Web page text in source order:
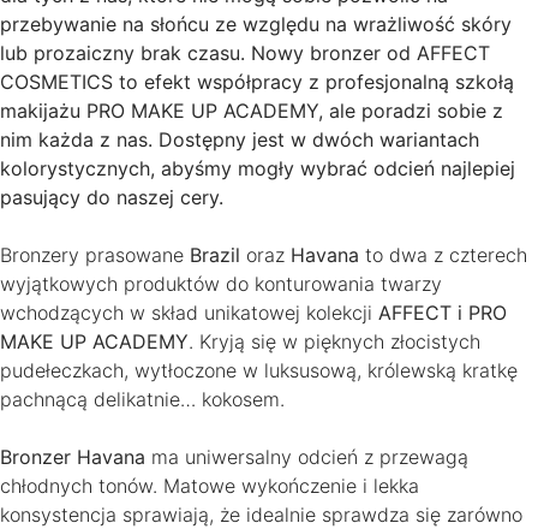
przebywanie na słońcu ze względu na wrażliwość skóry
lub prozaiczny brak czasu. Nowy bronzer od AFFECT
COSMETICS to efekt współpracy z profesjonalną szkołą
makijażu PRO MAKE UP ACADEMY, ale poradzi sobie z
nim każda z nas. Dostępny jest w dwóch wariantach
kolorystycznych, abyśmy mogły wybrać odcień najlepiej
pasujący do naszej cery.
Bronzery prasowane Brazil oraz Havana to dwa z czterech
wyjątkowych produktów do konturowania twarzy
wchodzących w skład unikatowej kolekcji AFFECT i PRO
MAKE UP ACADEMY. Kryją się w pięknych złocistych
pudełeczkach, wytłoczone w luksusową, królewską kratkę
pachnącą delikatnie… kokosem.
Bronzer Havana ma uniwersalny odcień z przewagą
chłodnych tonów. Matowe wykończenie i lekka
konsystencja sprawiają, że idealnie sprawdza się zarówno